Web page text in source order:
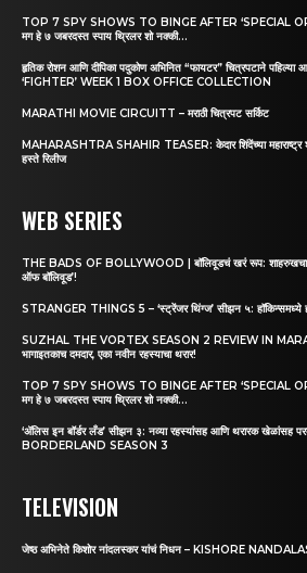
TOP 7 SPY SHOWS TO BINGE AFTER ‘SPECIAL
मग हे ७ जबरदस्त स्पाय थ्रिलर शो नक्की...
हृतिक रोशन आणि दीपिका पदुकोण अभिनित “फायटर” चित्रपटाने पहिल्या
‘FIGHTER’ WEEK 1 BOX OFFICE COLLECTION
MARATHI MOVIE CIRCUITT – मराठी चित्रपट सर्किट
MAHARASHTRA SHAHIR TEASER: केदार शिंदेंच्या महाराष्ट्र
हस्ते रिलीज
WEB SERIES
THE BADS OF BOLLYWOOD | बॉलिवूडचं खरं रूप: शाहरुखचा
ऑफ बॉलिवूड’!
STRANGER THINGS 5 – ‘स्ट्रेंजर थिंग्ज’ सीझन ५: हॉकिन्समध्ये
SUZHAL THE VORTEX SEASON 2 REVIEW IN
भागाइतकाच दमदार, एका नवीन रहस्याचा थरार!
TOP 7 SPY SHOWS TO BINGE AFTER ‘SPECIAL
मग हे ७ जबरदस्त स्पाय थ्रिलर शो नक्की...
‘अ‍ॅलिस इन बॉर्डर लँड’ सीझन ३: नव्या रहस्यांसह आणि थरारक खेळांसह
BORDERLAND SEASON 3
TELEVISION
जेष्ठ अभिनेते किशोर नांदलस्कर यांचं निधन – KISHORE